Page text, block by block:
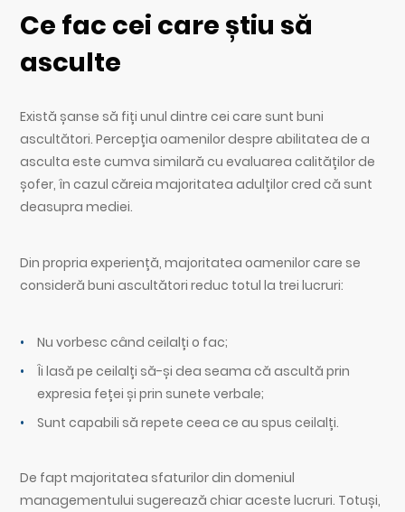
Ce fac cei care știu să
asculte
Există șanse să fiți unul dintre cei care sunt buni
ascultători. Percepția oamenilor despre abilitatea de a
asculta este cumva similară cu evaluarea calităților de
șofer, în cazul căreia majoritatea adulților cred că sunt
deasupra mediei.
Din propria experiență, majoritatea oamenilor care se
consideră buni ascultători reduc totul la trei lucruri:
Nu vorbesc când ceilalți o fac;
Îi lasă pe ceilalți să-și dea seama că ascultă prin
expresia feței și prin sunete verbale;
Sunt capabili să repete ceea ce au spus ceilalți.
De fapt majoritatea sfaturilor din domeniul
managementului sugerează chiar aceste lucruri. Totuși,